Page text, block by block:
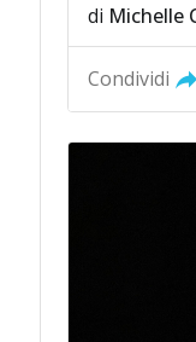
di Michelle
Condividi